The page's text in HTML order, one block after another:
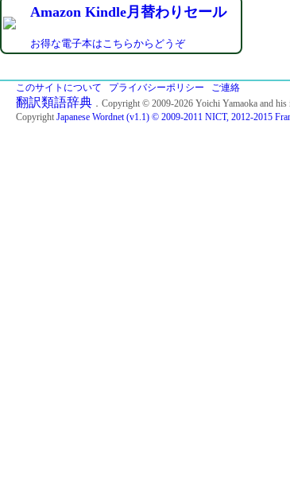
Amazon Kindle月替わりセール
お得な電子本はこちらからどうぞ
このサイトについて プライバシーポリシー ご連絡
翻訳類語辞典 ．Copyright © 2009-2026 Yoichi Yamaoka and
Copyright Japanese Wordnet (v1.1) © 2009-2011 NICT, 2012-2015